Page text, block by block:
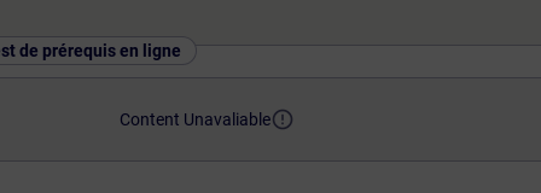
de prérequis en ligne
Content Unavaliableerror_outline